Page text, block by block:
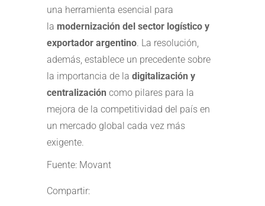
una herramienta esencial para
la modernización del sector logístico y
exportador argentino. La resolución,
además, establece un precedente sobre
la importancia de la digitalización y
centralización como pilares para la
mejora de la competitividad del país en
un mercado global cada vez más
exigente.
Fuente: Movant
Compartir: